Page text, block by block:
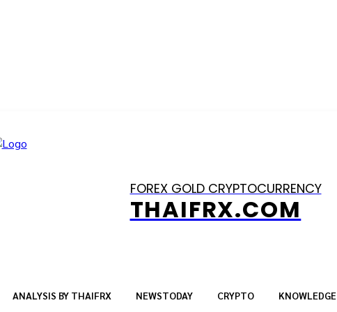
FOREX GOLD CRYPTOCURRENCY
THAIFRX.COM
ANALYSIS BY THAIFRX NEWSTODAY CRYPTO KNOWLEDGE